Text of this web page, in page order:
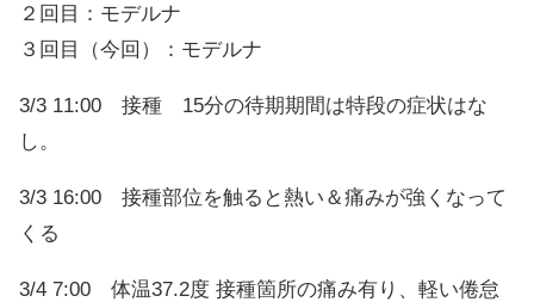
２回目：モデルナ
３回目（今回）：モデルナ
3/3 11:00 接種 15分の待期期間は特段の症状はな
し。
3/3 16:00 接種部位を触ると熱い＆痛みが強くなって
くる
3/4 7:00 体温37.2度 接種箇所の痛み有り、軽い倦怠